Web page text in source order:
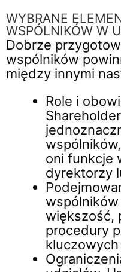
WYBRANE
WSPÓLNIKÓW W
Dobrze
wspólników
między innymi
Role i
oni funkcje
dyrektorzy
większość,
procedury